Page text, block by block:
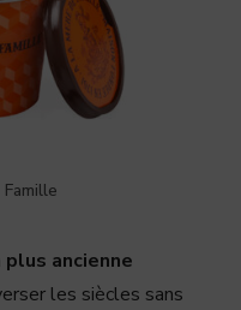
plus ancienne
les siècles sans